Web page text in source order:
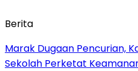
Berita
‎Marak Dugaan Pencurian,
Sekolah Perketat